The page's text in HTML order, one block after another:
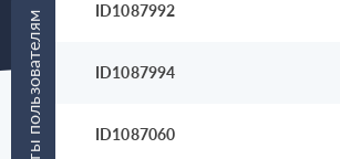
ID1087992
ID1087994
ID1087060